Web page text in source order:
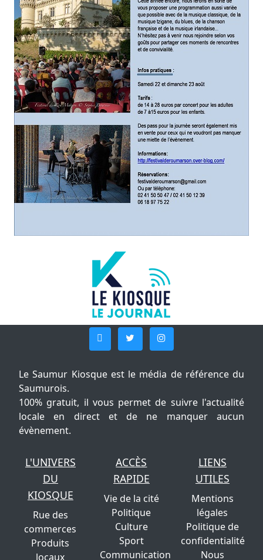
Le Saumur Kiosque est le média de référence du
Saumurois.
100% gratuit, il vous permet de suivre l'actualité
locale en direct et de ne manquer aucun
évènement.
L'UNIVERS
DU
KIOSQUE
Rue des
commerces
Produits
locaux
ACCÈS
RAPIDE
Vie de la cité
Politique
Culture
Sport
Communication
LIENS
UTILES
Mentions
légales
Politique de
confidentialité
Nous